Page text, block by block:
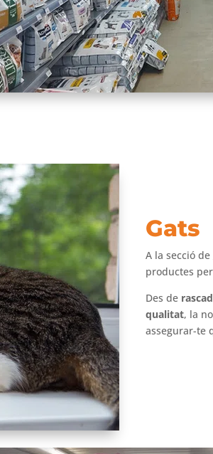
Gats
A la secció
productes
Des de
qualitat, la
assegurar-te